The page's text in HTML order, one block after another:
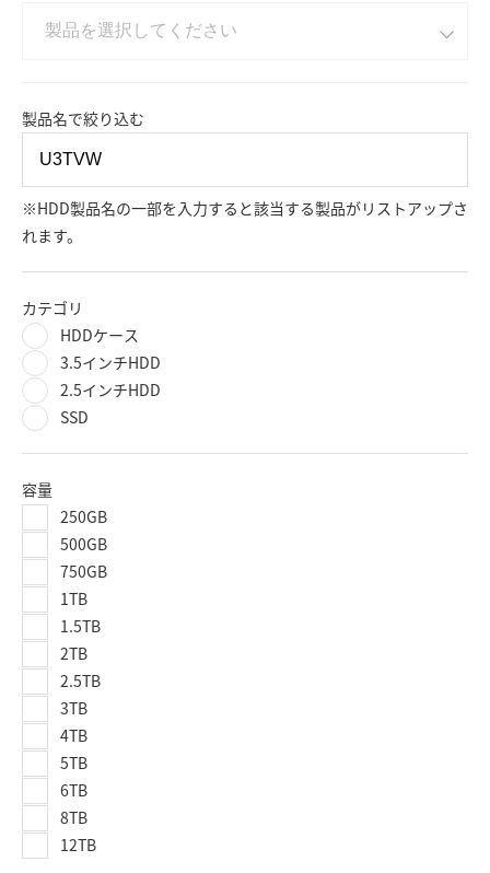
製品名で絞り込む
※HDD製品名の一部を入力すると該当する製品がリストアップさ
れます。
カテゴリ
HDDケース
3.5インチHDD
2.5インチHDD
SSD
容量
250GB
500GB
750GB
1TB
1.5TB
2TB
2.5TB
3TB
4TB
5TB
6TB
8TB
12TB